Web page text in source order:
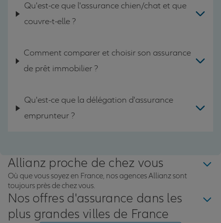
Qu'est-ce que l'assurance chien/chat et que
couvre-t-elle ?
Comment comparer et choisir son assurance
de prêt immobilier ?
Qu'est-ce que la délégation d'assurance
emprunteur ?
Allianz proche de chez vous
Où que vous soyez en France, nos agences Allianz sont
toujours près de chez vous.
Nos offres d'assurance dans les
plus grandes villes de France